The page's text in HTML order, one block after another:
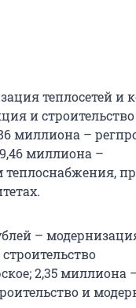
теплосетей и
и
миллиона –
миллиона –
теплоснабжения,
–
2,35 миллиона
и